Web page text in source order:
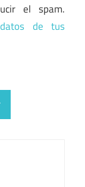
el spam.
de tus